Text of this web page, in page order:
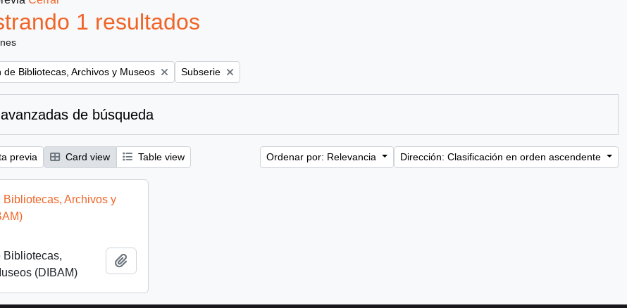
1 resultados
de Bibliotecas, Archivos y Museos Remove filter:
Subserie
de búsqueda
previa Card view Table view Ordenar por: Relevancia Dirección: Clasificación en orden ascendente
Bibliotecas, Archivos y
Bibliotecas,
(DIBAM)